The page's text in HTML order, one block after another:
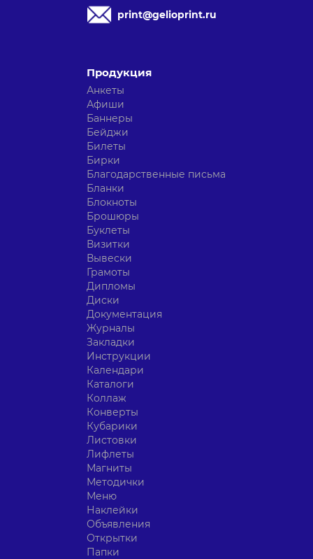
print@gelioprint.ru
Продукция
Анкеты
Афиши
Баннеры
Бейджи
Билеты
Бирки
Благодарственные письма
Бланки
Блокноты
Брошюры
Буклеты
Визитки
Вывески
Грамоты
Дипломы
Диски
Документация
Журналы
Закладки
Инструкции
Календари
Каталоги
Коллаж
Конверты
Кубарики
Листовки
Лифлеты
Магниты
Методички
Меню
Наклейки
Объявления
Открытки
Папки